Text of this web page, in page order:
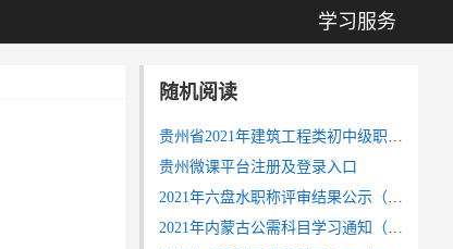
学习服务
随机阅读
贵州省2021年建筑工程类初中级职称考试通知安排
贵州微课平台注册及登录入口
2021年六盘水职称评审结果公示（高级教师等）
2021年内蒙古公需科目学习通知（30学时）